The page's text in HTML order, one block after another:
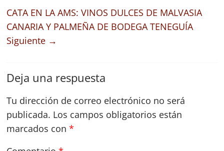
CATA EN LA AMS: VINOS DULCES DE MALVASIA
CANARIA Y PALMEÑA DE BODEGA TENEGUÍA
Siguiente →
Deja una respuesta
Tu dirección de correo electrónico no será
publicada. Los campos obligatorios están
marcados con*